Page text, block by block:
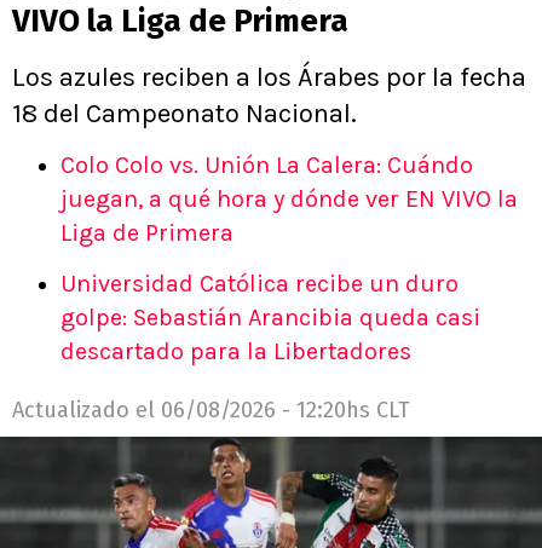
VIVO la Liga de Primera
Los azules reciben a los Árabes por la fecha
18 del Campeonato Nacional.
Colo Colo vs. Unión La Calera: Cuándo
juegan, a qué hora y dónde ver EN VIVO la
Liga de Primera
Universidad Católica recibe un duro
golpe: Sebastián Arancibia queda casi
descartado para la Libertadores
Actualizado el 06/08/2026 - 12:20hs CLT